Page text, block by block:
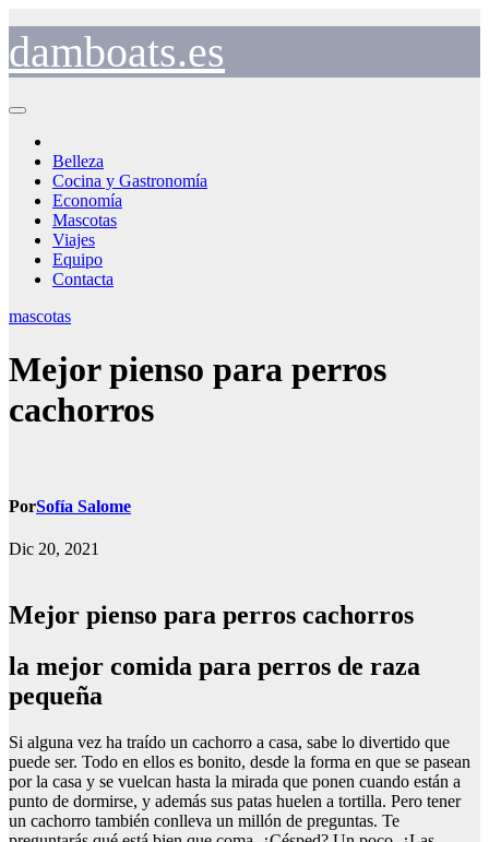
contenido
damboats.es
Belleza
Cocina y Gastronomía
Economía
Mascotas
Viajes
Equipo
Contacta
mascotas
Mejor pienso para perros
cachorros
PorSofía Salome
Dic 20, 2021
Mejor pienso para perros cachorros
la mejor comida para perros de raza
pequeña
Si alguna vez ha traído un cachorro a casa, sabe lo divertido que
puede ser. Todo en ellos es bonito, desde la forma en que se pasean
por la casa y se vuelcan hasta la mirada que ponen cuando están a
punto de dormirse, y además sus patas huelen a tortilla. Pero tener
un cachorro también conlleva un millón de preguntas. Te